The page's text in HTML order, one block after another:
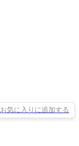
お気に入りに追加する